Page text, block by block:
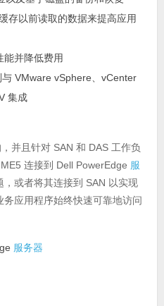
存以前读取的数据来提高应用
能并降低费用
VMware vSphere、vCenter
集成
并且针对 SAN 和 DAS 工作负
连接到 Dell PowerEdge 服
，或者将其连接到 SAN 以实现
应用程序始终快速可靠地访问
服务器